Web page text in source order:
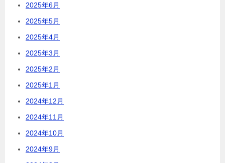
2025年6月
2025年5月
2025年4月
2025年3月
2025年2月
2025年1月
2024年12月
2024年11月
2024年10月
2024年9月